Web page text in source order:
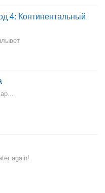
4: Континентальный
again!